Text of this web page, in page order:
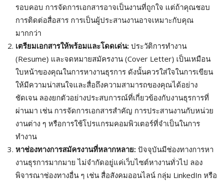
รอบคอบ การจัดการเอกสารอาจเป็นงานที่ถูกใจ แต่ถ้าคุณชอบ
การติดต่อสื่อสาร การเป็นผู้ประสานงานอาจเหมาะกับคุณ
มากกว่า
เตรียมเอกสารให้พร้อมและโดดเด่น: ประวัติการทำงาน
(Resume) และจดหมายสมัครงาน (Cover Letter) เป็นเหมือน
ใบหน้าของคุณในการหางานธุรการ ดังนั้นควรใส่ใจในการเขียน
ให้มีความน่าสนใจและสื่อถึงความสามารถของคุณได้อย่าง
ชัดเจน ลองยกตัวอย่างประสบการณ์ที่เกี่ยวข้องกับงานธุรการที่
ผ่านมา เช่น การจัดการเอกสารสำคัญ การประสานงานกับหน่วย
งานต่าง ๆ หรือการใช้โปรแกรมคอมพิวเตอร์ที่จำเป็นในการ
ทำงาน
หาช่องทางการสมัครงานที่หลากหลาย: ปัจจุบันมีช่องทางการหา
งานธุรการมากมาย ไม่จำกัดอยู่แค่เว็บไซต์หางานทั่วไป ลอง
พิจารณาช่องทางอื่น ๆ เช่น สื่อสังคมออนไลน์ กลุ่ม LinkedIn หรือ